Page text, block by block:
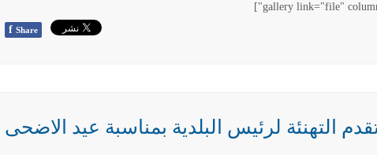
f Share
التهنئة لرئيس البلدية بمناسبة عيد الاضحى